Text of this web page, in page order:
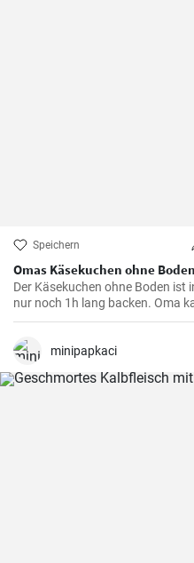
Speichern
Omas Käsekuchen ohne
Der Käsekuchen ohne Boden
nur noch 1h lang backen. Oma
Käsekuchen Rezepte für den
minipapkaci